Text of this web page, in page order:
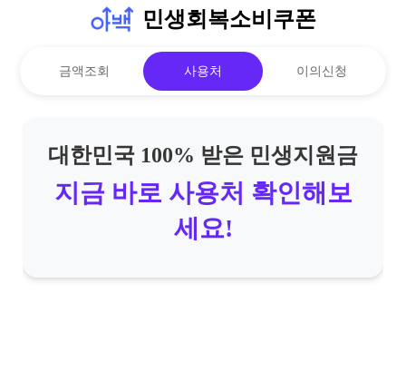
민생회복소비쿠폰
금액조회 사용처 이의신청
대한민국 100% 받은 민생지원금
지금 바로 사용처 확인해보
세요!